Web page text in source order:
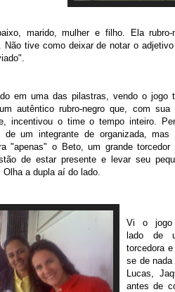
marido, mulher e filho. Ela
Não tive como deixar de notar o
em uma das pilastras, vendo o jogo
autêntico rubro-negro que, com sua
incentivou o time o tempo inteiro.
de um integrante de organizada, mas
"apenas" o Beto, um grande torcedor
de estar presente e levar seu
Olha a dupla aí do lado.
Vi o jogo
lado de
torcedora
se de
Lucas,
antes de